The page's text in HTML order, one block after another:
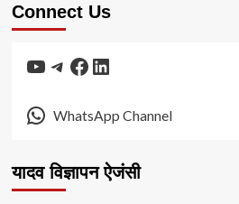
Connect Us
YouTube
Telegram
Facebook
LinkedIn
WhatsApp Channel
यादव विज्ञापन ऐजंसी